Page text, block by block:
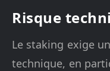
Risque
Le staking exige
technique, en